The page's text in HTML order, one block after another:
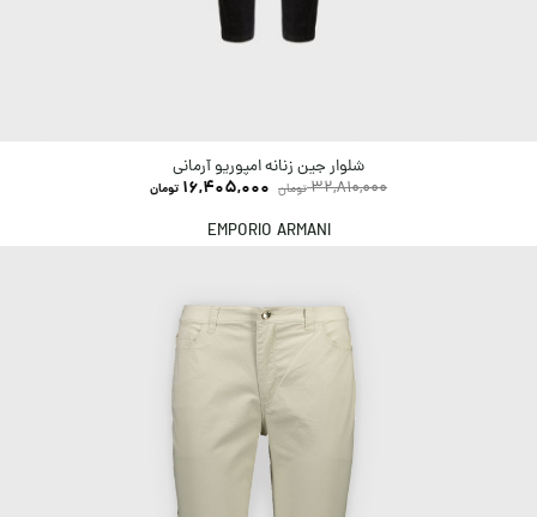
شلوار جین زنانه امپوریو آرمانی
32,810,000 تومان 16,405,000 تومان
EMPORIO ARMANI